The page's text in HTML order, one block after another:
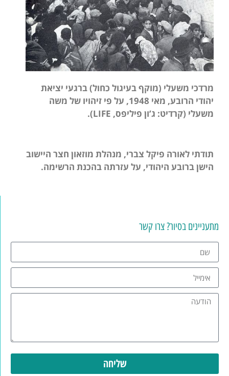
מתעניינים בסיור? צרו קשר
שליחה
מרדכי משעלי (מוקף בעיגול כחול) ברגעי יציאת
יהודי הרובע, מאי 1948, על פי זיהויו של משה
משעלי (קרדיט: ג’ון פיליפס, LIFE
).
תודתי לאורה פיקל צברי, מנהלת מוזאון חצר היישוב
הישן ברובע היהודי, על עזרתה בהכנת הרשימה.